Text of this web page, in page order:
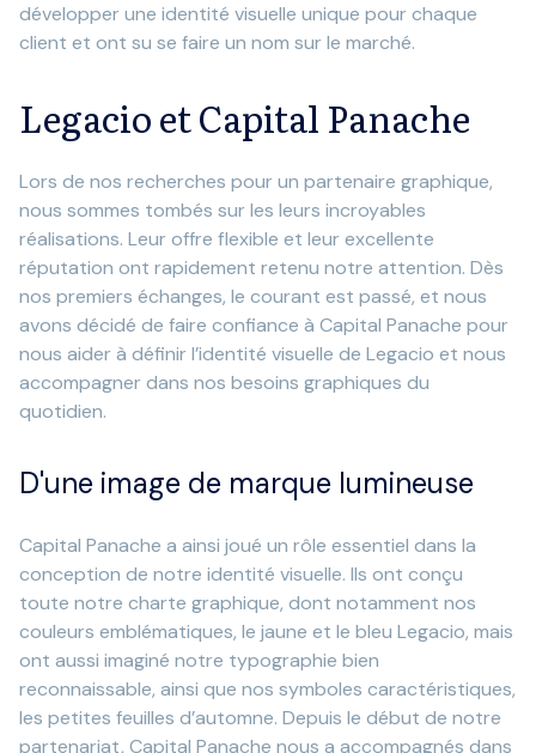
développer une identité visuelle unique pour chaque
client et ont su se faire un nom sur le marché.
Legacio et Capital Panache
Lors de nos recherches pour un partenaire graphique,
nous sommes tombés sur les leurs incroyables
réalisations. Leur offre flexible et leur excellente
réputation ont rapidement retenu notre attention. Dès
nos premiers échanges, le courant est passé, et nous
avons décidé de faire confiance à Capital Panache pour
nous aider à définir l’identité visuelle de Legacio et nous
accompagner dans nos besoins graphiques du
quotidien.
D'une image de marque lumineuse
Capital Panache a ainsi joué un rôle essentiel dans la
conception de notre identité visuelle. Ils ont conçu
toute notre charte graphique, dont notamment nos
couleurs emblématiques, le jaune et le bleu Legacio, mais
ont aussi imaginé notre typographie bien
reconnaissable, ainsi que nos symboles caractéristiques,
les petites feuilles d’automne. Depuis le début de notre
partenariat, Capital Panache nous a accompagnés dans